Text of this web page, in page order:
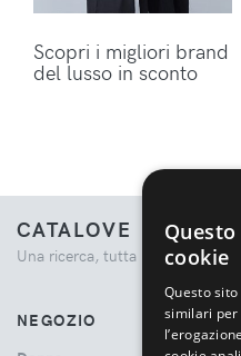
Scopri i migliori brand
del lusso in sconto
CATALOVE
Una ricerca, tutta la moda.
NEGOZIO
cookie
Questo
similari per